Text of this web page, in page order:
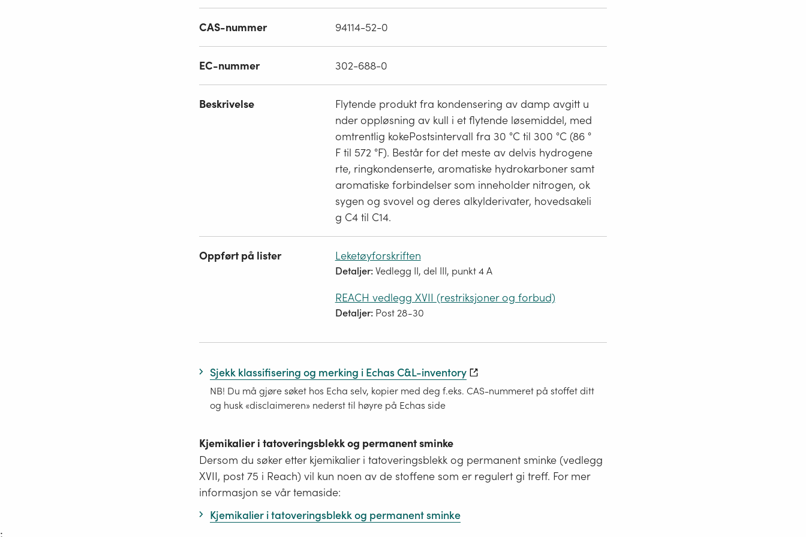
CAS-nummer 94114-52-0
EC-nummer 302-688-0
Beskrivelse
Flytende produkt fra kondensering av damp avgitt u
nder oppløsning av kull i et flytende løsemiddel, med
omtrentlig kokePostsintervall fra 30 °C til 300 °C (86 °
F til 572 °F). Består for det meste av delvis hydrogene
rte, ringkondenserte, aromatiske hydrokarboner samt
aromatiske forbindelser som inneholder nitrogen, ok
sygen og svovel og deres alkylderivater, hovedsakeli
g C4 til C14.
Oppført på lister Leketøyforskriften
Detaljer:Vedlegg II, del III, punkt 4 A
REACH vedlegg XVII (restriksjoner og forbud)
Detaljer: Post 28-30
Sjekk klassifisering og merking i Echas C&L-inventory
NB! Du må gjøre søket hos Echa selv, kopier med deg f.eks. CAS-nummeret på stoffet ditt
og husk «disclaimeren» nederst til høyre på Echas side
Kjemikalier i tatoveringsblekk og permanent sminke
Dersom du søker etter kjemikalier i tatoveringsblekk og permanent sminke (vedlegg
XVII, post 75 i Reach) vil kun noen av de stoffene som er regulert gi treff. For mer
informasjon se vår temaside:
Kjemikalier i tatoveringsblekk og permanent sminke
;